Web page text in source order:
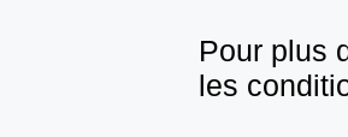
Pour plus
les